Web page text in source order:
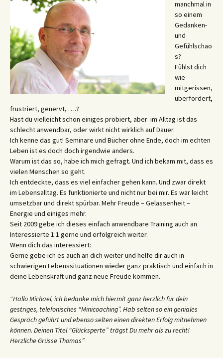
manchmal in
so einem
Gedanken-
und
Gefühlschao
s?
Fühlst dich
wie
mitgerissen,
überfordert,
frustriert, genervt, ….?
Hast du vielleicht schon einiges probiert, aber im Alltag ist das
schlecht anwendbar, oder wirkt nicht wirklich auf Dauer.
Ich kenne das gut! Seminare und Bücher ohne Ende, doch im echten
Leben ist es doch doch irgendwie anders.
Warum ist das so, habe ich mich gefragt. Und ich bekam mit, dass es
vielen Menschen so geht.
Ich entdeckte, dass es viel einfacher gehen kann. Und zwar direkt
im Lebensalltag. Es funktionierte und nicht nur bei mir. Es war leicht
umsetzbar und direkt spürbar. Mehr Freude – Gelassenheit –
Energie und einiges mehr.
Seit 2009 gebe ich dieses einfach anwendbare Training auch an
Interessierte 1:1 gerne und erfolgreich weiter.
Wenn dich das interessiert:
Gerne gebe ich es auch an dich weiter und helfe dir auch in
schwierigen Lebenssituationen wieder ganz praktisch und einfach in
deine Lebenskraft und ganz neue Freude kommen.
“Hallo Michael, ich bedanke mich hiermit ganz herzlich für dein
gestriges, telefonisches “Minicoaching”. Hab selten so ein geniales
Gespräch geführt und ebenso selten einen direkten Erfolg mitnehmen
können. Deinen Titel “Glücksperte” trägst Du mehr als zu recht!
Herzliche Grüsse Thomas”